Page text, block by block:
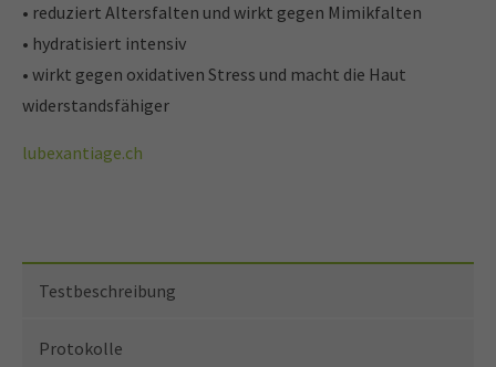
• reduziert Altersfalten und wirkt gegen Mimikfalten
• hydratisiert intensiv
• wirkt gegen oxidativen Stress und macht die Haut
widerstandsfähiger
lubexantiage.ch
Testbeschreibung
Protokolle